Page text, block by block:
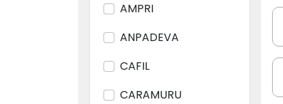
AMPRI
ANPADEVA
CAFIL
CARAMURU